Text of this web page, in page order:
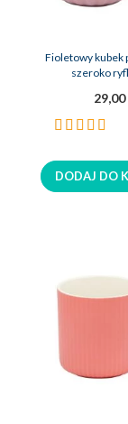
Fioletowy kubek
szeroko
29,00
Ocena:
DODAJ DO